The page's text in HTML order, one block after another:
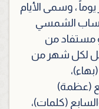
، وسمى الأيام
الشمسي
مستفاد من
لكل شهر من
(عظمة)
(كلمات)،